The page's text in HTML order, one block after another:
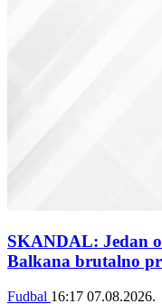
SKANDAL: Jedan
Balkana brutalno
Fudbal 16:17 07.08.2026.